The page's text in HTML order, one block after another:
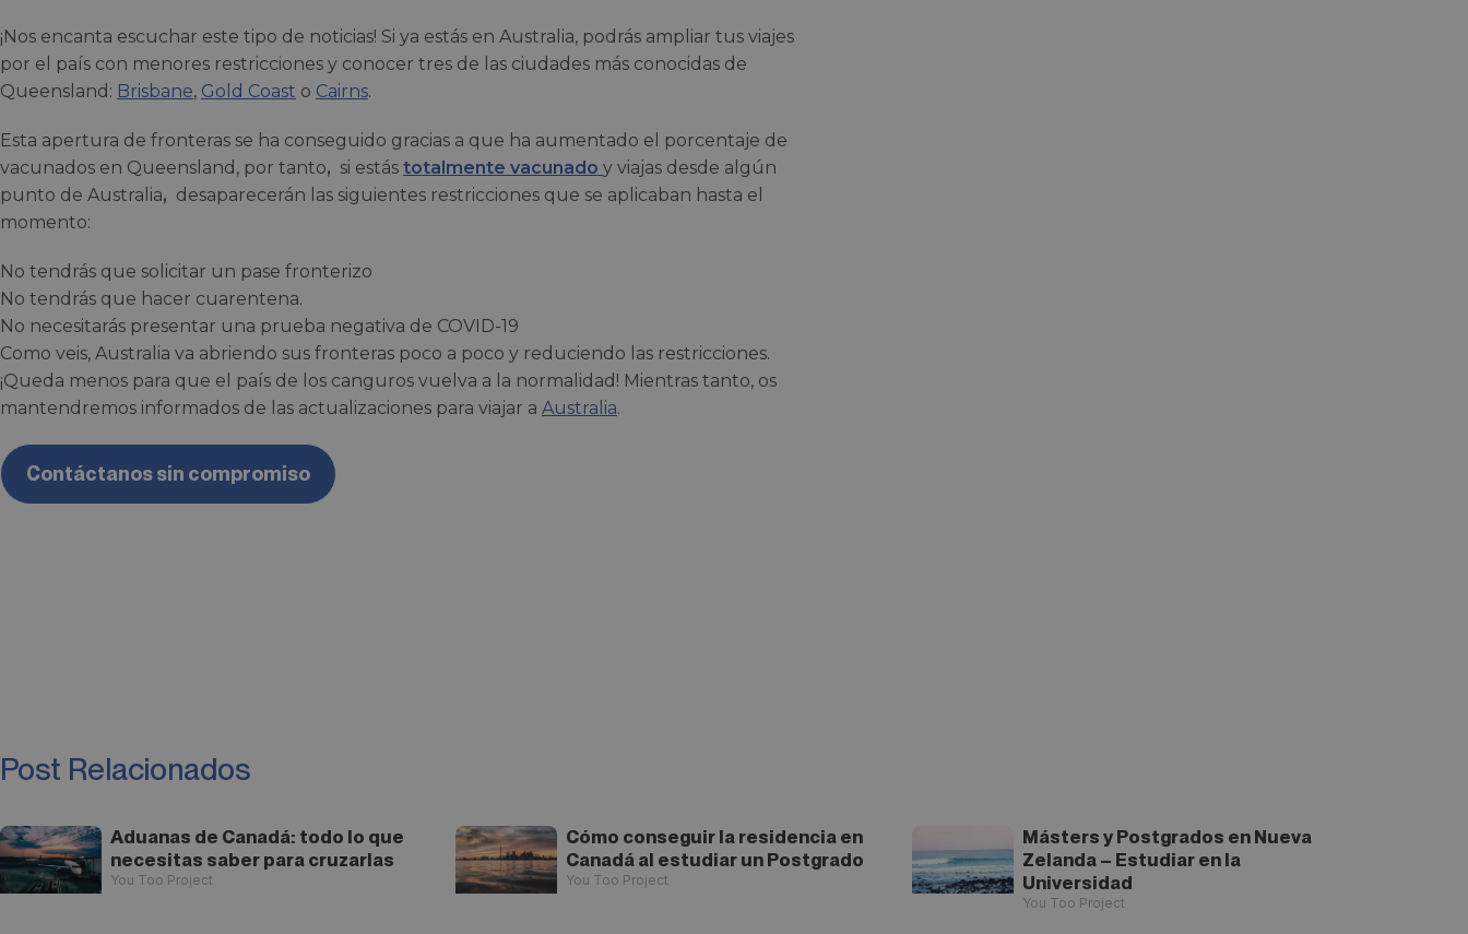
¡Nos encanta escuchar este tipo de noticias! Si ya estás en Australia, podrás ampliar tus viajes
por el país con menores restricciones y conocer tres de las ciudades más conocidas de
Queensland: Brisbane, Gold Coast o Cairns.
Esta apertura de fronteras se ha conseguido gracias a que ha aumentado el porcentaje de
vacunados en Queensland, por tanto, si estás totalmente vacunado y viajas desde algún
punto de Australia, desaparecerán las siguientes restricciones que se aplicaban hasta el
momento:
No tendrás que solicitar un pase fronterizo
No tendrás que hacer cuarentena.
No necesitarás presentar una prueba negativa de COVID-19
Como veis, Australia va abriendo sus fronteras poco a poco y reduciendo las restricciones.
¡Queda menos para que el país de los canguros vuelva a la normalidad! Mientras tanto, os
mantendremos informados de las actualizaciones para viajar a Australia.
Contáctanos sin compromiso
Post Relacionados
Aduanas de Canadá: todo lo que
necesitas saber para cruzarlas
You Too Project
Cómo conseguir la residencia en
Canadá al estudiar un Postgrado
You Too Project
Másters y Postgrados en Nueva
Zelanda – Estudiar en la
Universidad
You Too Project